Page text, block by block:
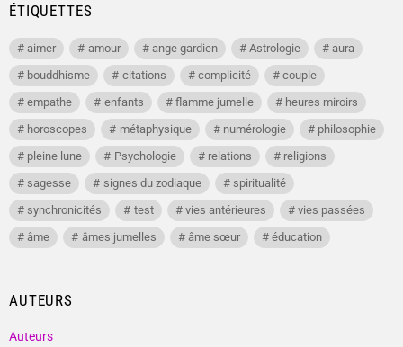
ÉTIQUETTES
aimer amour ange gardien Astrologie
aura
bouddhisme
citations complicité
couple
empathe
enfants flamme jumelle
heures miroirs
horoscopes
métaphysique numérologie
philosophie
pleine lune
Psychologie relations
religions
sagesse
signes du zodiaque
spiritualité
synchronicités
test vies antérieures
vies passées
âme
âmes jumelles âme sœur éducation
AUTEURS
Auteurs